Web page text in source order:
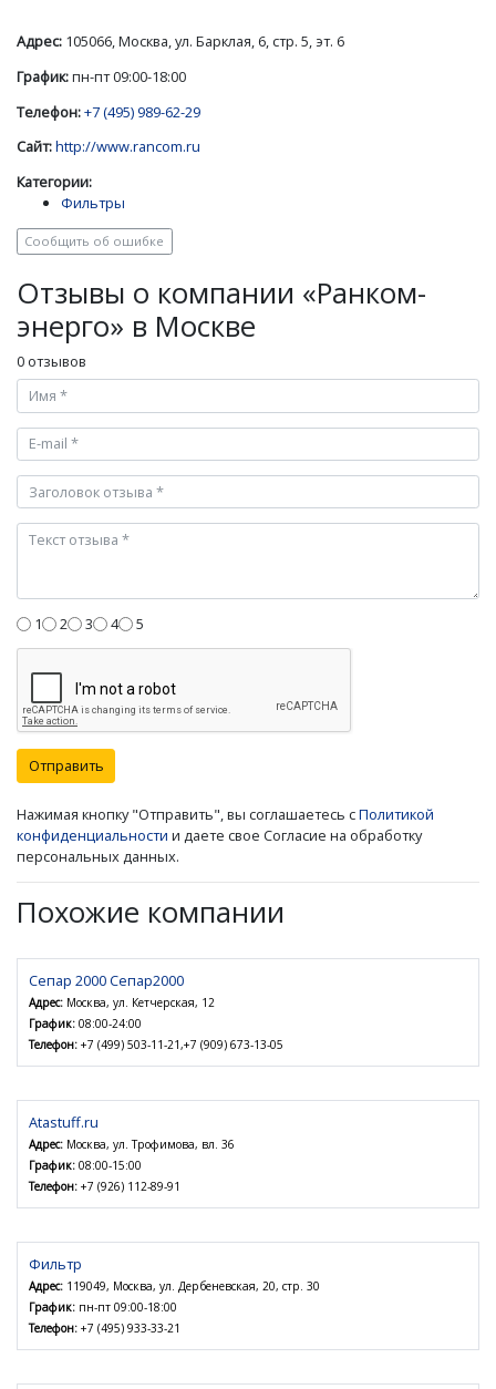
Адрес: 105066, Москва, ул. Барклая, 6, стр. 5, эт. 6
График:пн-пт 09:00-18:00
Телефон:+7 (495) 989-62-29
Сайт:http://www.rancom.ru
Категории:
Фильтры
Сообщить об ошибке
Отзывы о компании «Ранком-
энерго» в Москве
0 отзывов
1 2 3 4 5
Отправить
Нажимая кнопку "Отправить", вы соглашаетесь сПолитикой
конфиденциальности и даете свое Согласие на обработку
персональных данных.
Похожие компании
Сепар 2000 Сепар2000
Адрес: Москва, ул. Кетчерская, 12
График: 08:00-24:00
Телефон: +7 (499) 503-11-21,+7 (909) 673-13-05
Atastuff.ru
Адрес: Москва, ул. Трофимова, вл. 36
График: 08:00-15:00
Телефон: +7 (926) 112-89-91
Фильтр
Адрес: 119049, Москва, ул. Дербеневская, 20, стр. 30
График: пн-пт 09:00-18:00
Телефон: +7 (495) 933-33-21